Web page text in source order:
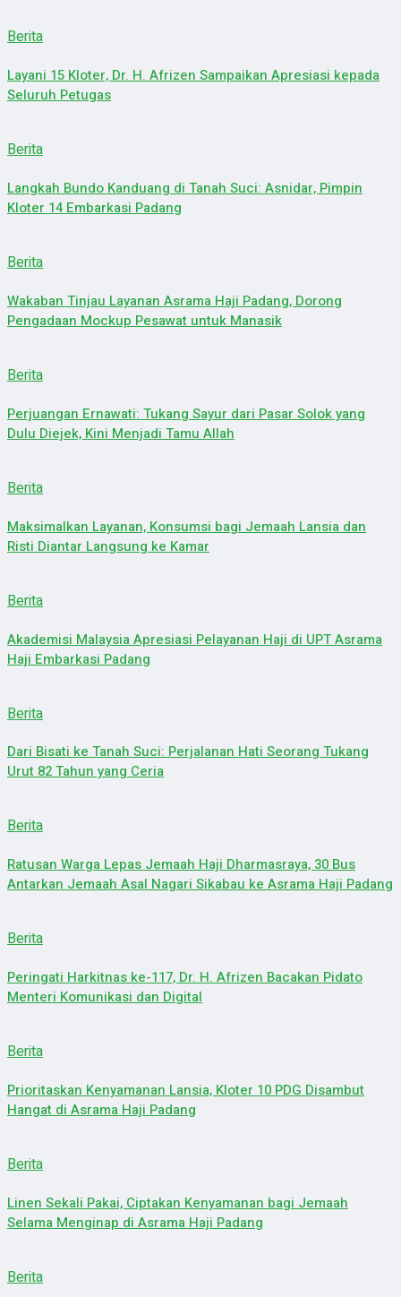
Berita
Layani 15 Kloter, Dr. H. Afrizen Sampaikan Apresiasi kepada
Seluruh Petugas
Berita
Langkah Bundo Kanduang di Tanah Suci: Asnidar, Pimpin
Kloter 14 Embarkasi Padang
Berita
Wakaban Tinjau Layanan Asrama Haji Padang, Dorong
Pengadaan Mockup Pesawat untuk Manasik
Berita
Perjuangan Ernawati: Tukang Sayur dari Pasar Solok yang
Dulu Diejek, Kini Menjadi Tamu Allah
Berita
Maksimalkan Layanan, Konsumsi bagi Jemaah Lansia dan
Risti Diantar Langsung ke Kamar
Berita
Akademisi Malaysia Apresiasi Pelayanan Haji di UPT Asrama
Haji Embarkasi Padang
Berita
Dari Bisati ke Tanah Suci: Perjalanan Hati Seorang Tukang
Urut 82 Tahun yang Ceria
Berita
Ratusan Warga Lepas Jemaah Haji Dharmasraya, 30 Bus
Antarkan Jemaah Asal Nagari Sikabau ke Asrama Haji Padang
Berita
Peringati Harkitnas ke-117, Dr. H. Afrizen Bacakan Pidato
Menteri Komunikasi dan Digital
Berita
Prioritaskan Kenyamanan Lansia, Kloter 10 PDG Disambut
Hangat di Asrama Haji Padang
Berita
Linen Sekali Pakai, Ciptakan Kenyamanan bagi Jemaah
Selama Menginap di Asrama Haji Padang
Berita